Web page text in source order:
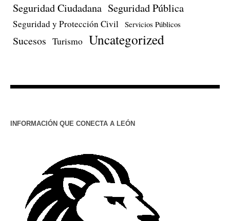
Seguridad Ciudadana Seguridad Pública
Seguridad y Protección Civil Servicios Públicos
Sucesos Turismo Uncategorized
INFORMACIÓN QUE CONECTA A LEÓN